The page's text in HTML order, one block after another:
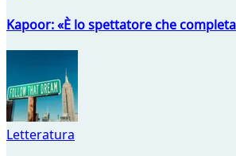
Kapoor: «È lo spettatore che completa
Letteratura